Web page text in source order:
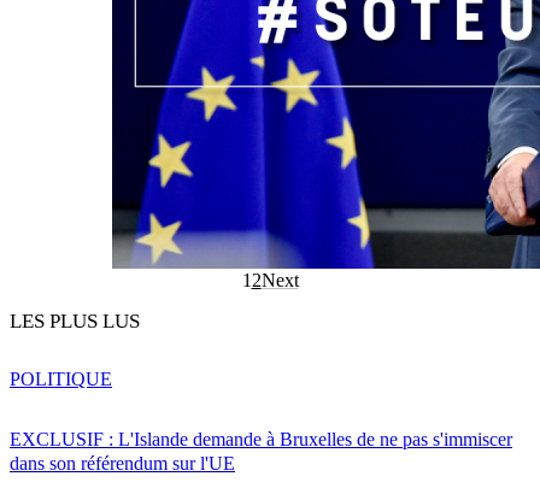
1 2Next
LES PLUS LUS
EXCLUSIF : L'Islande demande à Bruxelles de ne pas s'immiscer
dans son référendum sur l'UE
POLITIQUE